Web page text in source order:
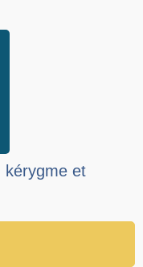
kérygme et